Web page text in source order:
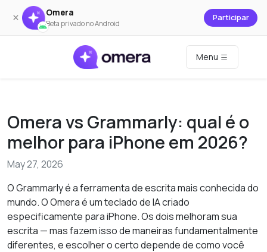
× Omera
Beta privado no Android
Participar
Menu
Omera vs Grammarly: qual é o
melhor para iPhone em 2026?
May 27, 2026
O Grammarly é a ferramenta de escrita mais conhecida do
mundo. O Omera é um teclado de IA criado
especificamente para iPhone. Os dois melhoram sua
escrita — mas fazem isso de maneiras fundamentalmente
diferentes, e escolher o certo depende de como você